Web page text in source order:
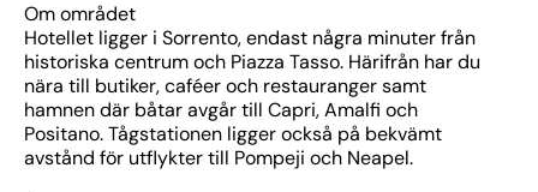
Om området
Hotellet ligger i Sorrento, endast några minuter från
historiska centrum och Piazza Tasso. Härifrån har du
nära till butiker, caféer och restauranger samt
hamnen där båtar avgår till Capri, Amalfi och
Positano. Tågstationen ligger också på bekvämt
avstånd för utflykter till Pompeji och Neapel.